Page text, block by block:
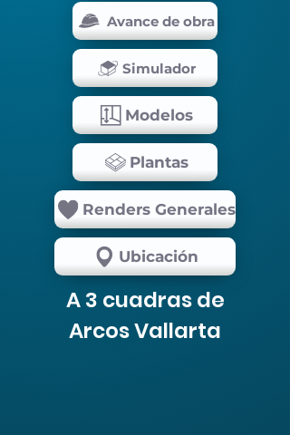
Avance de obra
Simulador
Modelos
Plantas
Renders Generales
Ubicación
A 3 cuadras de
Arcos Vallarta